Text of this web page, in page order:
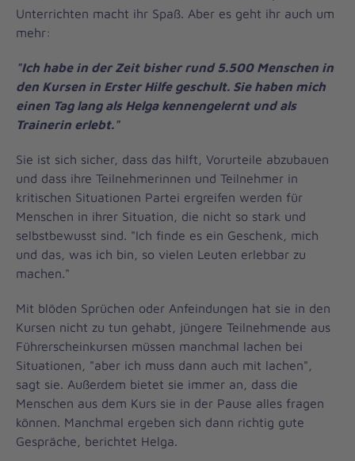
Unterrichten macht ihr Spaß. Aber es geht ihr auch um
mehr:
"Ich habe in der Zeit bisher rund 5.500 Menschen in
den Kursen in Erster Hilfe geschult. Sie haben mich
einen Tag lang als Helga kennengelernt und als
Trainerin erlebt."
Sie ist sich sicher, dass das hilft, Vorurteile abzubauen
und dass ihre Teilnehmerinnen und Teilnehmer in
kritischen Situationen Partei ergreifen werden für
Menschen in ihrer Situation, die nicht so stark und
selbstbewusst sind. "Ich finde es ein Geschenk, mich
und das, was ich bin, so vielen Leuten erlebbar zu
machen."
Mit blöden Sprüchen oder Anfeindungen hat sie in den
Kursen nicht zu tun gehabt, jüngere Teilnehmende aus
Führerscheinkursen müssen manchmal lachen bei
Situationen, "aber ich muss dann auch mit lachen",
sagt sie. Außerdem bietet sie immer an, dass die
Menschen aus dem Kurs sie in der Pause alles fragen
können. Manchmal ergeben sich dann richtig gute
Gespräche, berichtet Helga.